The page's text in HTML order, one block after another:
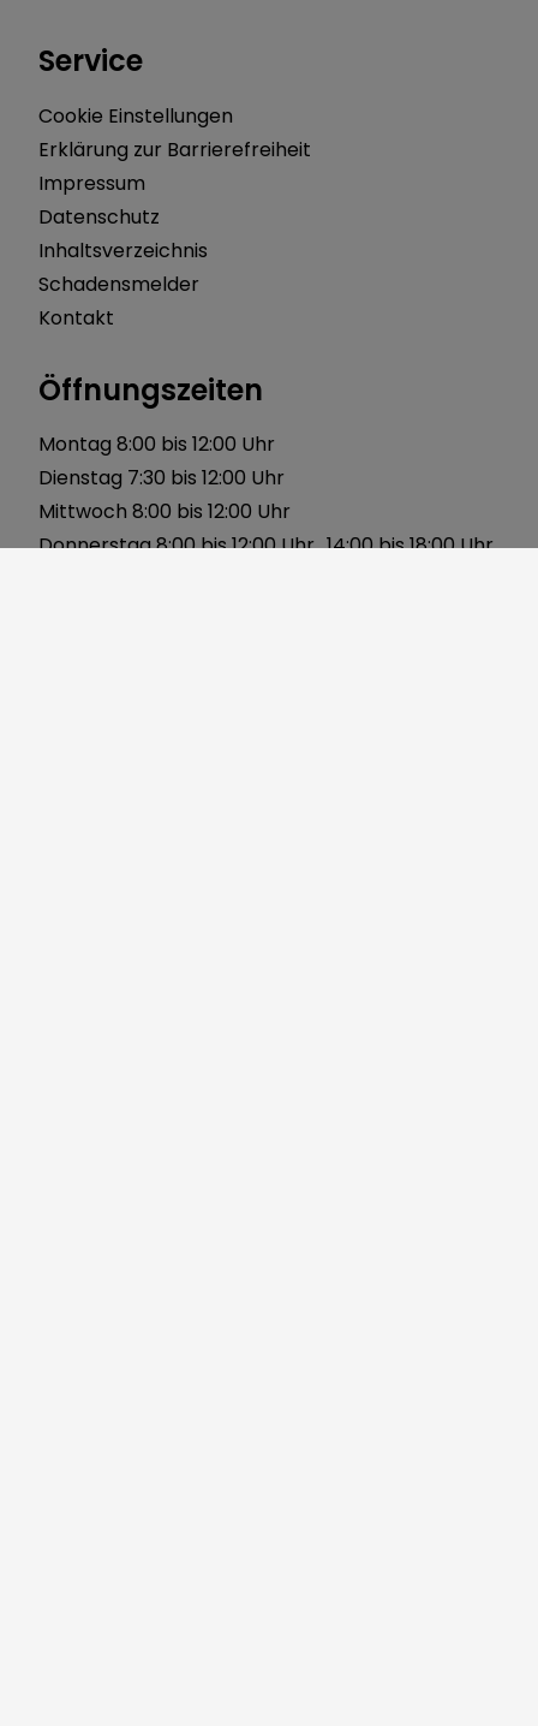
Service
Cookie Einstellungen
Erklärung zur Barrierefreiheit
Impressum
Datenschutz
Inhaltsverzeichnis
Schadensmelder
Kontakt
Öffnungszeiten
Montag 8:00 bis 12:00 Uhr
Dienstag 7:30 bis 12:00 Uhr
Mittwoch 8:00 bis 12:00 Uhr
Donnerstag 8:00 bis 12:00 Uhr 14:00 bis 18:00 Uhr